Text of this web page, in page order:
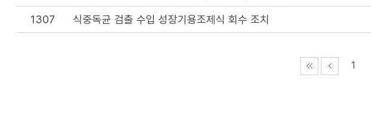
1307 식중독균 검출 수입 성장기용조제식 회수 조치
1